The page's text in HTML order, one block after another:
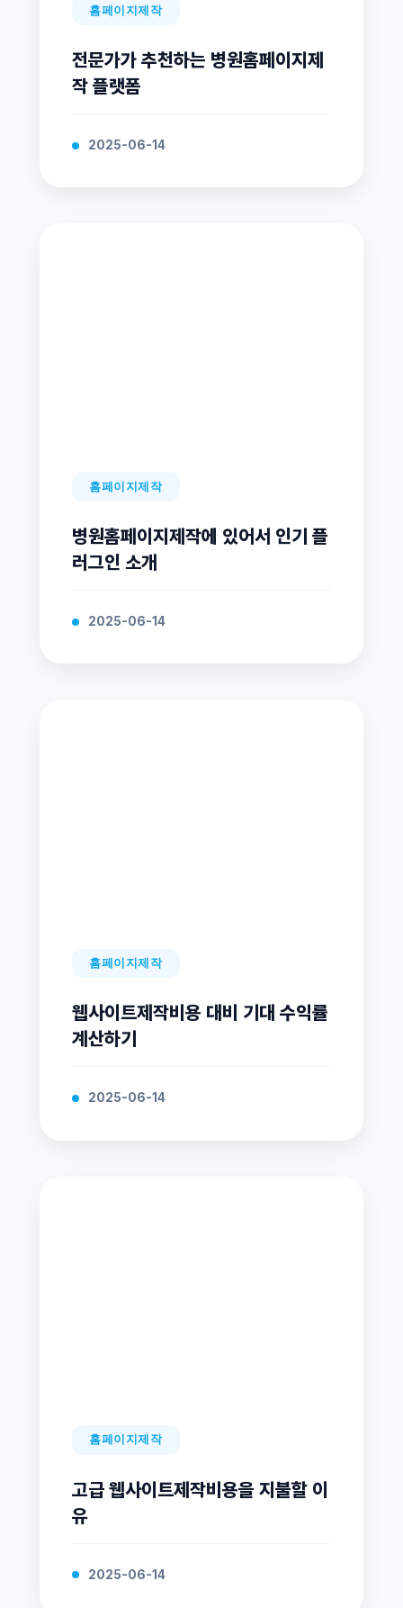
홈페이지제작
전문가가 추천하는 병원홈페이지제
작 플랫폼
2025-06-14
홈페이지제작
병원홈페이지제작에 있어서 인기 플
러그인 소개
2025-06-14
홈페이지제작
웹사이트제작비용 대비 기대 수익률
계산하기
2025-06-14
홈페이지제작
고급 웹사이트제작비용을 지불할 이
유
2025-06-14